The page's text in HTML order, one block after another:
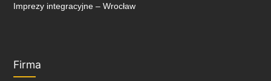
Imprezy integracyjne – Wrocław
Firma